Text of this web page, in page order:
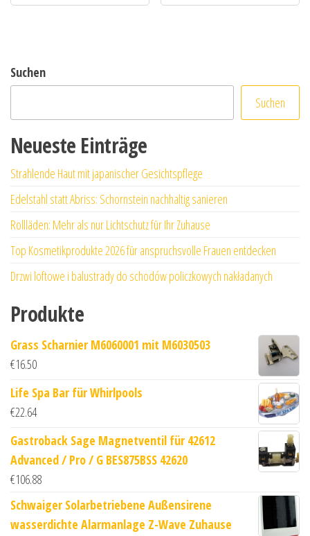
Suchen
Suchen
Neueste Einträge
Strahlende Haut mit japanischer Gesichtspflege
Edelstahl statt Abriss: Schornstein nachhaltig sanieren
Rollläden: Mehr als nur Lichtschutz für Ihr Zuhause
Top Kosmetikprodukte 2026 für anspruchsvolle Frauen entdecken
Drzwi loftowe i balustrady do schodów policzkowych nakładanych
Produkte
Grass Scharnier M6060001 mit M6030503
€16.50
Life Spa Bar für Whirlpools
€22.64
Gastroback Sage Magnetventil für 42612
Advanced / Pro / G BES875BSS 42620
€106.88
Schwaiger Solarbetriebene Außensirene
wasserdichte Alarmanlage Z-Wave Zuhause